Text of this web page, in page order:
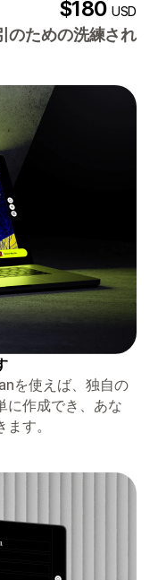
$180USD
のための洗練され
を使えば、独自の
に作成でき、あな
す。